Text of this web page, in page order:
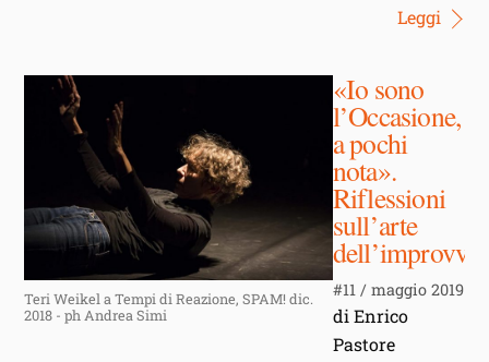
Leggi
Teri Weikel a Tempi di Reazione, SPAM! dic.
2018 - ph Andrea Simi
«Io sono
l’Occasione,
a pochi
nota».
Riflessioni
sull’arte
#11 / maggio 2019
di Enrico
Pastore